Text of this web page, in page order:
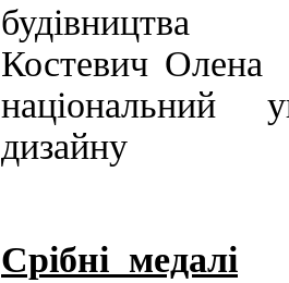
будівництва
Костевич
національний
дизайну
Срібні медалі